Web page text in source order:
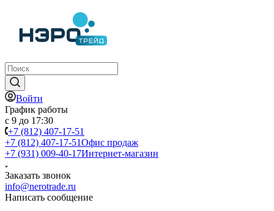
Войти
График работы
с 9 до 17:30
+7 (812) 407-17-51
+7 (812) 407-17-51Офис продаж
+7 (931) 009-40-17Интернет-магазин
Заказать звонок
info@nerotrade.ru
Написать сообщение